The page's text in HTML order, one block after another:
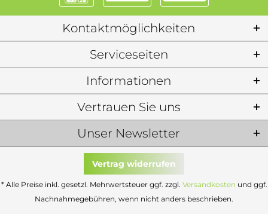
Kontaktmöglichkeiten
Serviceseiten
Informationen
Unser Newsletter
Vertrauen Sie uns
Vertrag widerrufen
* Alle Preise inkl. gesetzl. Mehrwertsteuer ggf. zzgl. Versandkosten und ggf.
Nachnahmegebühren, wenn nicht anders beschrieben.